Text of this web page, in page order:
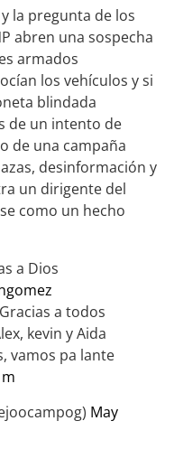
la pregunta de los
abren una sospecha
armados
los vehículos y si
blindada
de un intento de
de una campaña
desinformación y
un dirigente del
como un hecho
a Dios
a todos
kevin y Aida
vamos pa lante
May